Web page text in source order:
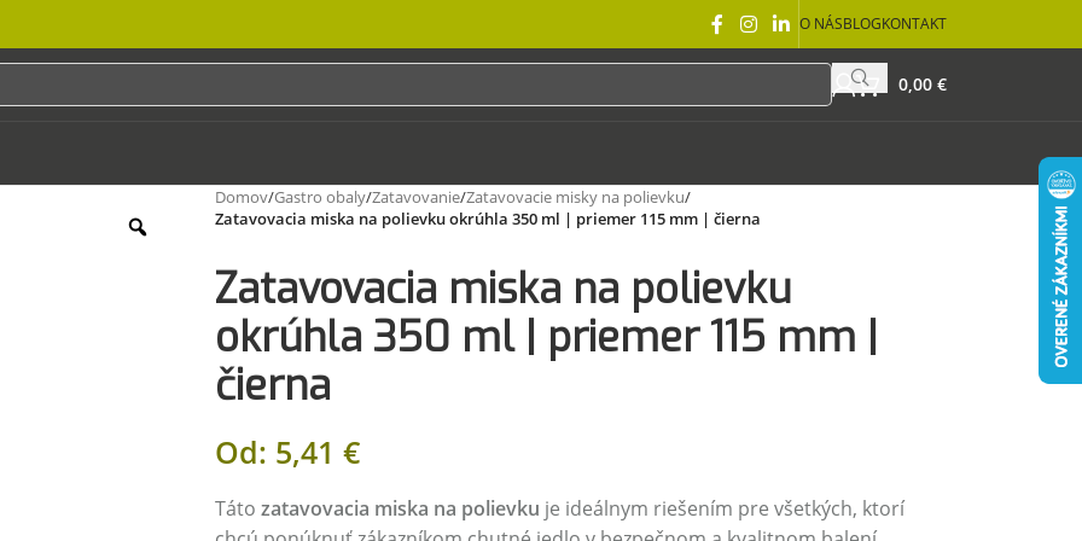
O NÁSBLOGKONTAKT
0,00 €
Domov/Gastro obaly/Zatavovanie/Zatavovacie misky na polievku/
Zatavovacia miska na polievku okrúhla 350 ml | priemer 115 mm | čierna
Zatavovacia miska na polievku
okrúhla 350 ml | priemer 115 mm |
čierna
Od: 5,41 €
Táto zatavovacia miska na polievku je ideálnym riešením pre všetkých, ktorí